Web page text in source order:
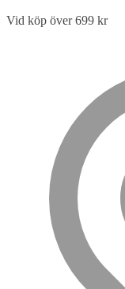
Vid köp över 699 kr